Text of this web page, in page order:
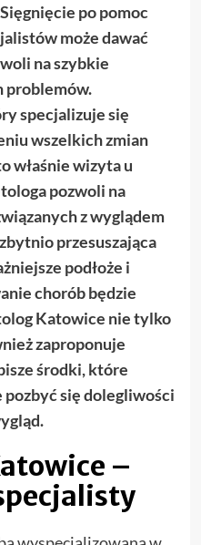
po pomoc
może dawać
na szybkie
problemów.
specjalizuje się
wszelkich zmian
właśnie wizyta u
pozwoli na
z wyglądem
przesuszająca
podłoże i
chorób będzie
Katowice nie tylko
zaproponuje
środki, które
się dolegliwości
–